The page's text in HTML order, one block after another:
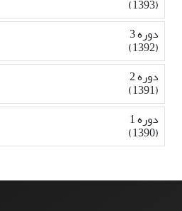
(1393)
دوره 3
(1392)
دوره 2
(1391)
دوره 1
(1390)